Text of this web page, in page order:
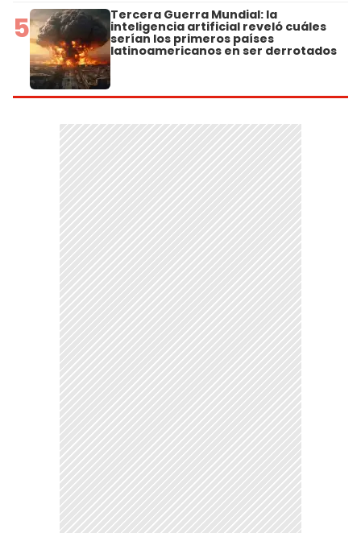
5 Tercera Guerra Mundial: la
inteligencia artificial reveló cuáles
serían los primeros países
latinoamericanos en ser derrotados